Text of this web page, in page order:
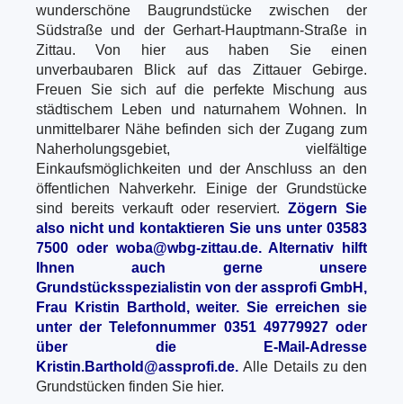
wunderschöne Baugrundstücke zwischen der
Südstraße und der Gerhart-Hauptmann-Straße in
Zittau. Von hier aus haben Sie einen
unverbaubaren Blick auf das Zittauer Gebirge.
Freuen Sie sich auf die perfekte Mischung aus
städtischem Leben und naturnahem Wohnen. In
unmittelbarer Nähe befinden sich der Zugang zum
Naherholungsgebiet, vielfältige
Einkaufsmöglichkeiten und der Anschluss an den
öffentlichen Nahverkehr. Einige der Grundstücke
sind bereits verkauft oder reserviert.Zögern Sie
also nicht und kontaktieren Sie uns unter 03583
7500 oder woba@wbg-zittau.de. Alternativ hilft
Ihnen auch gerne unsere
Grundstücksspezialistin von der assprofi GmbH,
Frau Kristin Barthold, weiter. Sie erreichen sie
unter der Telefonnummer 0351 49779927 oder
über die E-Mail-Adresse
Kristin.Barthold@assprofi.de. Alle Details zu den
Grundstücken finden Sie hier.